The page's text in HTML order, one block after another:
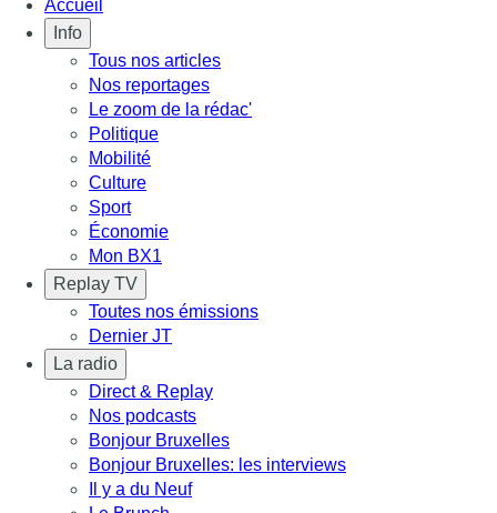
Accueil
Info
Tous nos articles
Nos reportages
Le zoom de la rédac'
Politique
Mobilité
Culture
Sport
Économie
Mon BX1
Replay TV
Toutes nos émissions
Dernier JT
La radio
Direct & Replay
Nos podcasts
Bonjour Bruxelles
Bonjour Bruxelles: les interviews
Il y a du Neuf